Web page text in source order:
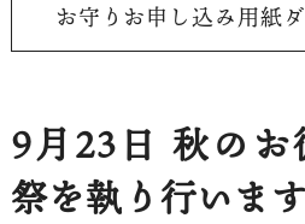
お守りお申し込み用紙
9月23日 秋のお
祭を執り行います